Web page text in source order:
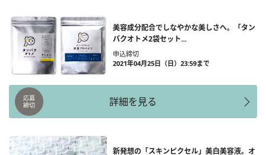
美容成分配合でしなやかな美しさへ。「タン
パクオトメ2袋セット...
申込締切
2021年04月25日（日）23:59まで
詳細を見る
応募
締切
新発想の「スキンピクセル」美白美容液。オ